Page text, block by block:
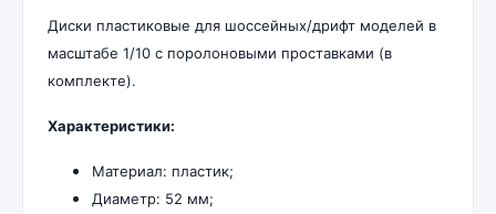
Диски пластиковые для шоссейных/дрифт моделей в
масштабе 1/10 c поролоновыми проставками (в
комплекте).
Характеристики:
Материал: пластик;
Диаметр: 52 мм;